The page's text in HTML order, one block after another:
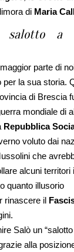
di Maria
salotto a
parte di
per la sua storia.
di Brescia
mondiale di
Repubblica
voluto dai
che
alcuni territori
quanto illusorio
rinascere il
Salò un
alla